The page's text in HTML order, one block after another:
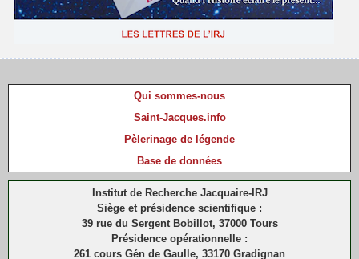
Qui sommes-nous
Saint-Jacques.info
Pèlerinage de légende
Base de données
Institut de Recherche Jacquaire-IRJ
Siège et présidence scientifique :
39 rue du Sergent Bobillot, 37000 Tours
Présidence opérationnelle :
261 cours Gén de Gaulle, 33170 Gradignan